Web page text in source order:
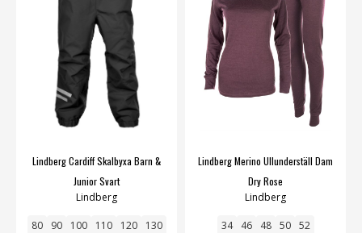
Lindberg Cardiff Skalbyxa Barn &
Junior Svart
Lindberg
80 90 100 110 120 130
Lindberg Merino Ullunderställ Dam
Dry Rose
Lindberg
34 46 48 50 52